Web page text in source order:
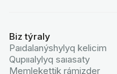
Biz týraly
Paıdalanýshylyq kelicim
Qupııalylyq saıasaty
Memlekettik rámizder